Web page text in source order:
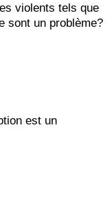
violents tels que
sont un problème?
est un